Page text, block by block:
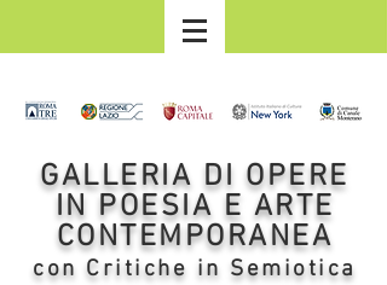
GALLERIA DI OPERE
IN POESIA E ARTE
CONTEMPORANEA
con Critiche in Semiotica